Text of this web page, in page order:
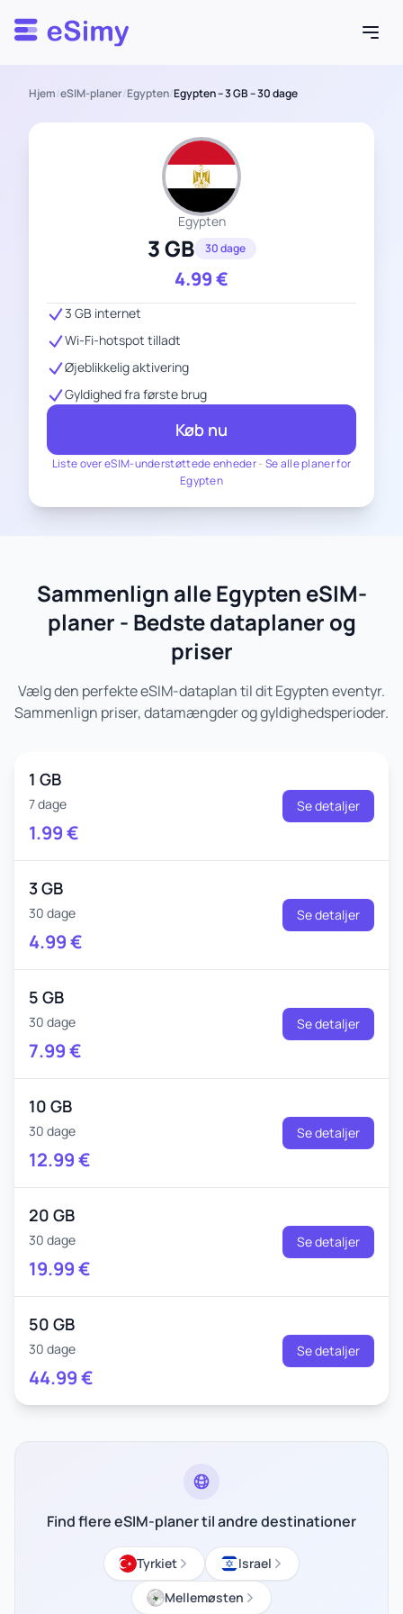
Esimy
Hjem/eSIM-planer/Egypten/Egypten – 3 GB – 30 dage
Egypten
3 GB 30 dage
4.99€
Liste over eSIM-understøttede enheder- Se alle planer for
Egypten
3 GB internet
Wi-Fi-hotspot tilladt
Øjeblikkelig aktivering
Gyldighed fra første brug
Køb nu
Sammenlign alle Egypten eSIM-
planer - Bedste dataplaner og
priser
Vælg den perfekte eSIM-dataplan til dit Egypten eventyr.
Sammenlign priser, datamængder og gyldighedsperioder.
1 GB
7 dage
1.99€
Se detaljer
3 GB
30 dage
4.99€
Se detaljer
5 GB
30 dage
7.99€
Se detaljer
10 GB
30 dage
12.99€
Se detaljer
20 GB
30 dage
19.99€
Se detaljer
50 GB
30 dage
44.99€
Se detaljer
Find flere eSIM-planer til andre destinationer
Tyrkiet
Israel
Mellemøsten